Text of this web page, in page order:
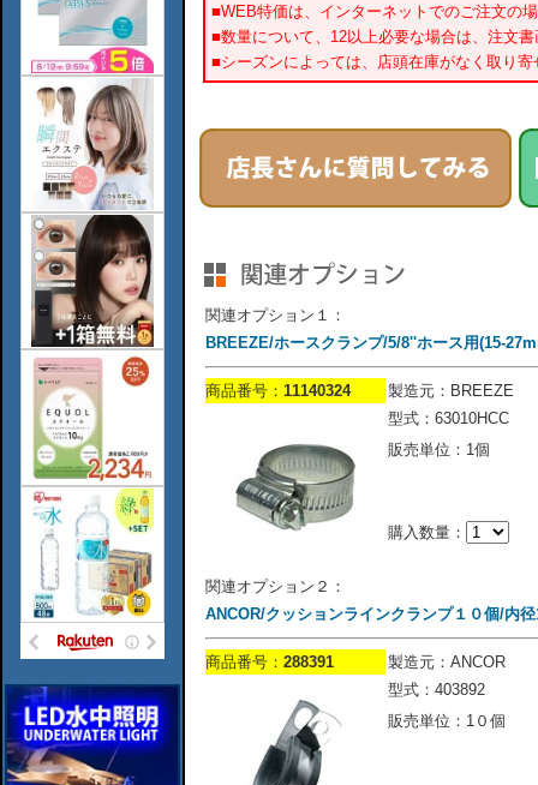
■WEB特価は、インターネットでのご注文の
■数量について、12以上必要な場合は、注文
■シーズンによっては、店頭在庫がなく取り
関連オプション１：
BREEZE/ホースクランプ/5/8''ホース用(15-
商品番号： 11140324
製造元：BREEZE
型式：63010HCC
販売単位：1個
購入数量：
関連オプション２：
ANCOR/クッションラインクランプ１０個/内
商品番号： 288391
製造元：ANCOR
型式：403892
販売単位：1０個